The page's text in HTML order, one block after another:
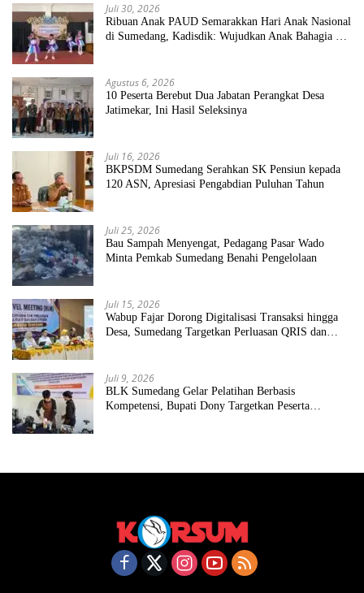
Juli 30, 2026
Ribuan Anak PAUD Semarakkan Hari Anak Nasional
di Sumedang, Kadisdik: Wujudkan Anak Bahagia dan
Agustus 6, 2026
10 Peserta Berebut Dua Jabatan Perangkat Desa
Jatimekar, Ini Hasil Seleksinya
Juli 16, 2026
BKPSDM Sumedang Serahkan SK Pensiun kepada
120 ASN, Apresiasi Pengabdian Puluhan Tahun
Juli 25, 2026
Bau Sampah Menyengat, Pedagang Pasar Wado
Minta Pemkab Sumedang Benahi Pengelolaan
Juli 15, 2026
Wabup Fajar Dorong Digitalisasi Transaksi hingga
Desa, Sumedang Targetkan Perluasan QRIS dan
Juli 9, 2026
BLK Sumedang Gelar Pelatihan Berbasis
Kompetensi, Bupati Dony Targetkan Peserta